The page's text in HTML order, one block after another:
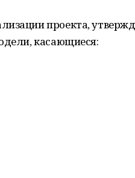
проекта,
касающиеся: